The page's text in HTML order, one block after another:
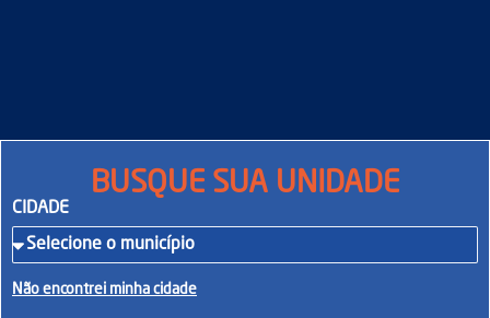
BUSQUE SUA UNIDADE
CIDADE
Não encontrei minha cidade